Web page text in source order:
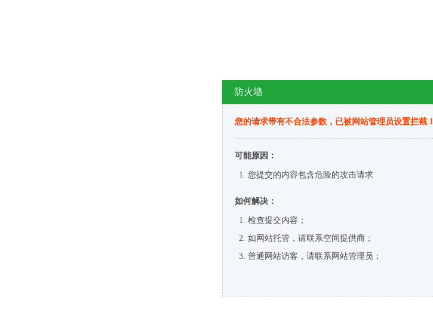
防火墙
您的请求带有不合法参数，已被网站管理员设置拦截！
可能原因：
您提交的内容包含危险的攻击请求
如何解决：
检查提交内容；
如网站托管，请联系空间提供商；
普通网站访客，请联系网站管理员；